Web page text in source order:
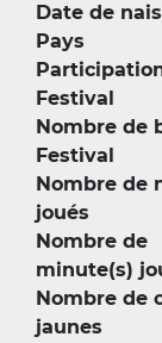
Date de
Pays
Festival
Nombre de
Festival
Nombre de
joués
Nombre de
minute(s)
Nombre de
jaunes